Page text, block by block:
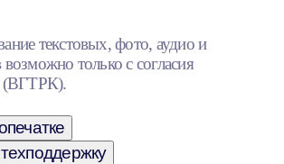
текстовых, фото, аудио и
только с согласия
(ВГТРК).